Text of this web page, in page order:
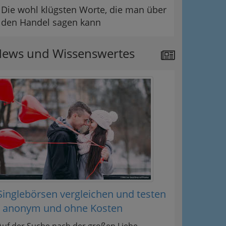
Die wohl klügsten Worte, die man über
den Handel sagen kann
und Wissenswertes
vergleichen und testen
anonym und ohne Kosten